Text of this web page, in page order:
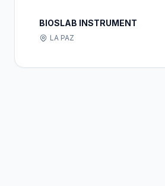
BIOSLAB INSTRUMENT
LA PAZ